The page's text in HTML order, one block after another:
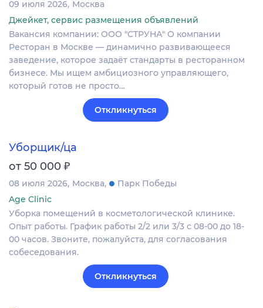
09 июля 2026 Москва
Джейкет, сервис размещения объявлений
Вакансия компании: ООО "СТРУНА" О компании
Ресторан в Москве — динамично развивающееся
заведение, которое задаёт стандарты в ресторанном
бизнесе. Мы ищем амбициозного управляющего,
который готов не просто…
Откликнуться
Уборщик/ца
от 50 000 ₽
08 июля 2026 Москва
Парк Победы
Age Clinic
Уборка помещений в косметологической клинике.
Опыт работы. График работы 2/2 или 3/3 с 08-00 до 18-
00 часов. Звоните, пожалуйста, для согласования
собеседования.
Откликнуться